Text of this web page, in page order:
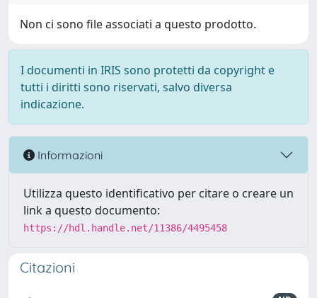
Non ci sono file associati a questo prodotto.
I documenti in IRIS sono protetti da copyright e
tutti i diritti sono riservati, salvo diversa
indicazione.
Informazioni
Utilizza questo identificativo per citare o creare un
link a questo documento:
https://hdl.handle.net/11386/4495458
Citazioni